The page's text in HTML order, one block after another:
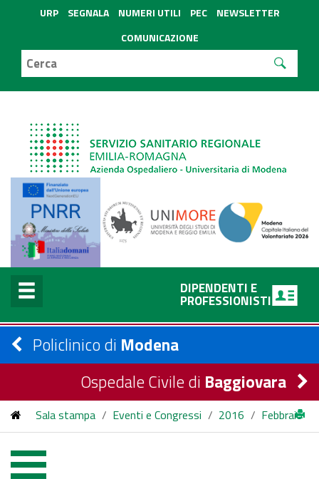
URP SEGNALA NUMERI UTILI PEC
NEWSLETTER
COMUNICAZIONE
DIPENDENTI E
PROFESSIONISTI
Policlinico di Modena
Ospedale Civile di Baggiovara
Sala stampa / Eventi e Congressi / 2016 / Febbraio